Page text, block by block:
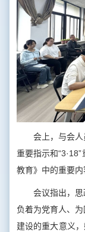
会上，与会
重要指示和
教育》中的重要内
会议指出，
负着为党育人、
建设的重大意义